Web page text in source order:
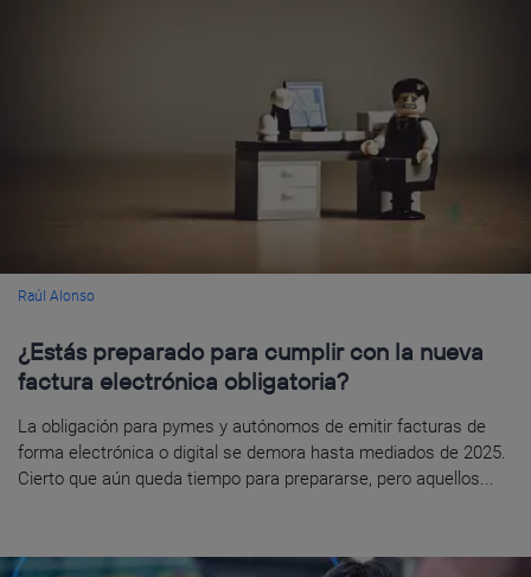
Raúl Alonso
¿Estás preparado para cumplir con la nueva
factura electrónica obligatoria?
La obligación para pymes y autónomos de emitir facturas de
forma electrónica o digital se demora hasta mediados de 2025.
Cierto que aún queda tiempo para prepararse, pero aquellos...